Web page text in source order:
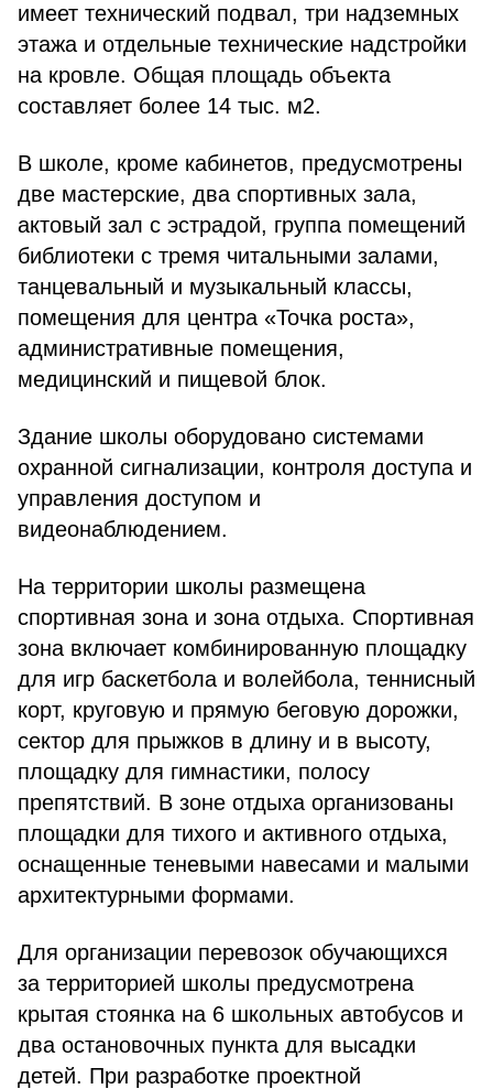
имеет технический подвал, три надземных
этажа и отдельные технические надстройки
на кровле. Общая площадь объекта
составляет более 14 тыс. м2.
В школе, кроме кабинетов, предусмотрены
две мастерские, два спортивных зала,
актовый зал с эстрадой, группа помещений
библиотеки с тремя читальными залами,
танцевальный и музыкальный классы,
помещения для центра «Точка роста»,
административные помещения,
медицинский и пищевой блок.
Здание школы оборудовано системами
охранной сигнализации, контроля доступа и
управления доступом и
видеонаблюдением.
На территории школы размещена
спортивная зона и зона отдыха. Спортивная
зона включает комбинированную площадку
для игр баскетбола и волейбола, теннисный
корт, круговую и прямую беговую дорожки,
сектор для прыжков в длину и в высоту,
площадку для гимнастики, полосу
препятствий. В зоне отдыха организованы
площадки для тихого и активного отдыха,
оснащенные теневыми навесами и малыми
архитектурными формами.
Для организации перевозок обучающихся
за территорией школы предусмотрена
крытая стоянка на 6 школьных автобусов и
два остановочных пункта для высадки
детей. При разработке проектной